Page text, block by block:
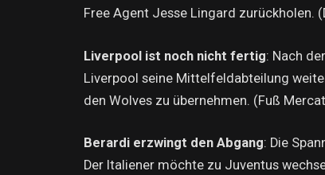
Free Agent Jesse Lingard zurückholen.
Liverpool ist noch nicht fertig: Nach
Liverpool seine Mittelfeldabteilung
den Wolves zu übernehmen. (Fuß
Berardi erzwingt den Abgang: Die
Der Italiener möchte zu Juventus